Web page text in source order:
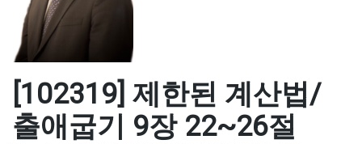
[102319] 제한된 계산법/
출애굽기 9장 22~26절